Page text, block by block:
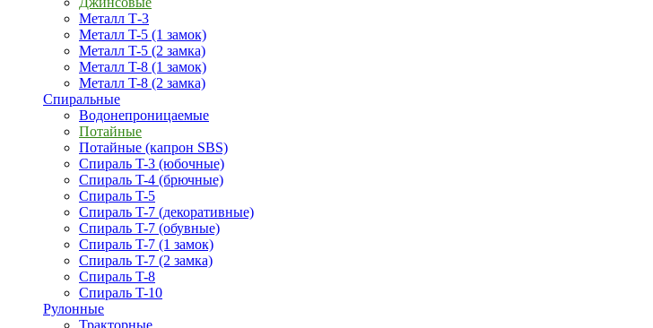
Металл Т-3
Металл T-5 (1 замок)
Металл T-5 (2 замка)
Металл T-8 (1 замок)
Металл T-8 (2 замка)
Спиральные
Водонепроницаемые
Потайные
Потайные (капрон SBS)
Спираль T-3 (юбочные)
Спираль T-4 (брючные)
Спираль T-5
Спираль T-7 (декоративные)
Спираль T-7 (обувные)
Спираль T-7 (1 замок)
Спираль T-7 (2 замка)
Спираль T-8
Спираль T-10
Рулонные
Тракторные